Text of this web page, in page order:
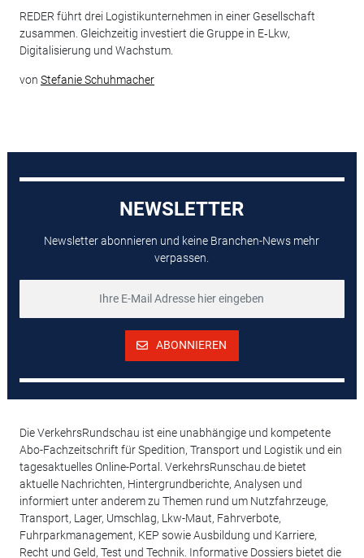
REDER führt drei Logistikunternehmen in einer Gesellschaft
zusammen. Gleichzeitig investiert die Gruppe in E‑Lkw,
Digitalisierung und Wachstum.
von Stefanie Schuhmacher
NEWSLETTER
Newsletter abonnieren und keine Branchen-News mehr
verpassen.
ABONNIEREN
Die VerkehrsRundschau ist eine unabhängige und kompetente
Abo-Fachzeitschrift für Spedition, Transport und Logistik und ein
tagesaktuelles Online-Portal. VerkehrsRunschau.de bietet
aktuelle Nachrichten, Hintergrundberichte, Analysen und
informiert unter anderem zu Themen rund um Nutzfahrzeuge,
Transport, Lager, Umschlag, Lkw-Maut, Fahrverbote,
Fuhrparkmanagement, KEP sowie Ausbildung und Karriere,
Recht und Geld, Test und Technik. Informative Dossiers bietet die